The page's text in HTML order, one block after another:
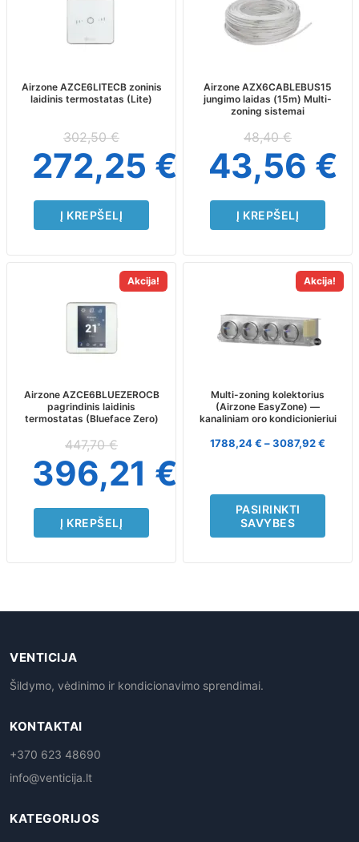
Airzone AZCE6LITECB zoninis
laidinis termostatas (Lite)
302,50€
272,25 €
Į KREPŠELĮ
Airzone AZX6CABLEBUS15
jungimo laidas (15m) Multi-
zoning sistemai
48,40€
43,56 €
Į KREPŠELĮ
Akcija!
Airzone AZCE6BLUEZEROCB
pagrindinis laidinis
termostatas (Blueface Zero)
447,70€
396,21 €
Į KREPŠELĮ
Akcija!
Multi-zoning kolektorius
(Airzone EasyZone) —
kanaliniam oro kondicionieriui
1788,24€ –3087,92€
PASIRINKTI
SAVYBES
has
multiple
variants.
may
be
chosen
on
VENTICIJA
Šildymo, vėdinimo ir kondicionavimo sprendimai.
KONTAKTAI
+370 623 48690
info@venticija.lt
KATEGORIJOS